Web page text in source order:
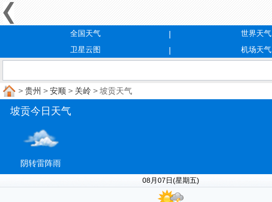
全国天气 世界天气
卫星云图
机场天气
> 贵州 > 安顺 > 关岭 > 坡贡天气
坡贡今日天气
阴转雷阵雨
08月07日(星期五)